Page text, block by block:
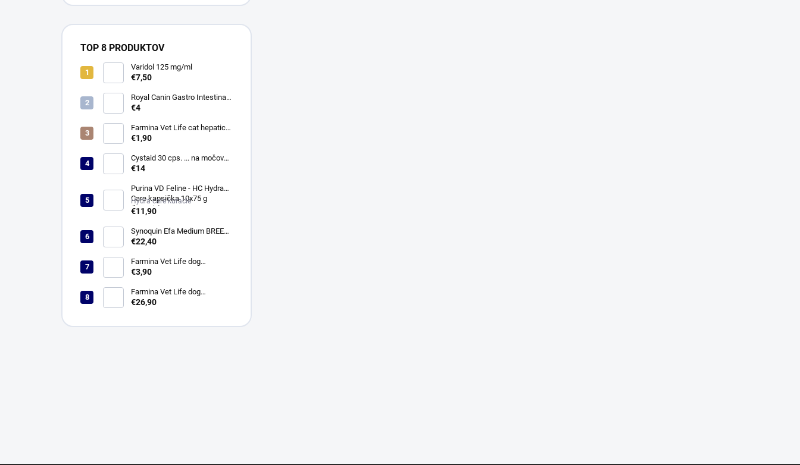
TOP 8 PRODUKTOV
Varidol 125 mg/ml
€7,50
Royal Canin Gastro Intestinal
Low Fat Konz. 410g
€4
Farmina Vet Life cat hepatic
konzerva 85 g
€1,90
Cystaid 30 cps. ... na močové
cesty
€14
Purina VD Feline - HC Hydra
Care kapsička 10x75 g
(kuracie)
Hydra care kuracie
€11,90
Synoquin Efa Medium BREED
(od 10 do 25 kg) tbl. 30 x 1,5 g
€22,40
Farmina Vet Life dog
Hypoallergenic fish & potato
€3,90
Farmina Vet Life dog
Hypoallergenic fish & potato 2
€26,90